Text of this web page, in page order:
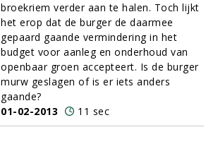
broekriem verder aan te halen. Toch lijkt
het erop dat de burger de daarmee
gepaard gaande vermindering in het
budget voor aanleg en onderhoud van
openbaar groen accepteert. Is de burger
murw geslagen of is er iets anders
gaande?
01-02-2013
11 sec